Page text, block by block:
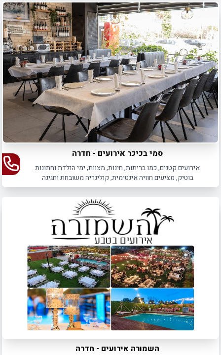
סמי בכיכר אירועים - חדרה
אירועים קטנים, כמו בריתות, חינות, מצוות, ימי הולדת וחתונות
בוטיק, מציעים חוויה אינטימית, קולינריה משובחת וחגיגה
משפחתית מרגשת ומושקעת.
השמורה אירועים - חדרה